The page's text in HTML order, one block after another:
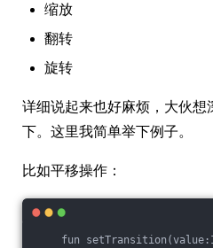
缩放
翻转
旋转
详细说起来也好麻烦，大伙想
下。这里我简单举下例子。
比如平移操作：
fun